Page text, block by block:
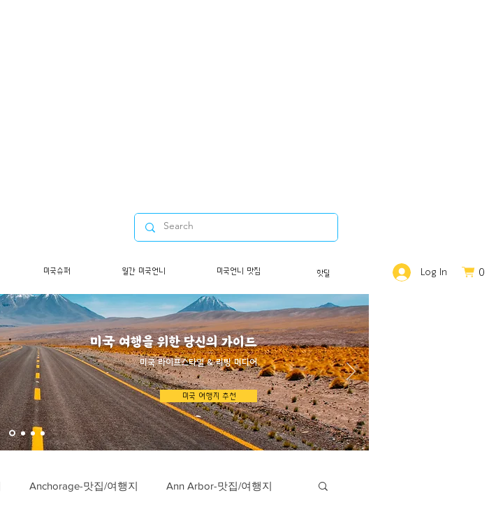
미국 여행을 위한 당신의 가이드
​미국 라이프스타일 & 리빙 미디어
미국 여행지 추천
Anchorage-맛집/여행지 Ann Arbor-맛집/여행지
미국슈퍼 월간 미국언니 미국언니 맛집 핫딜 Log In 0